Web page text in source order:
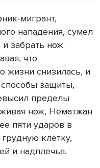
мигрант,
нападения, сумел
забрать нож.
что
жизни снизилась, и
защиты,
пределы
нож, Нематжан
пяти ударов в
клетку,
и надплечья.